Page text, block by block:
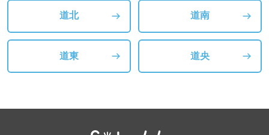
道北 道南
道東 道央